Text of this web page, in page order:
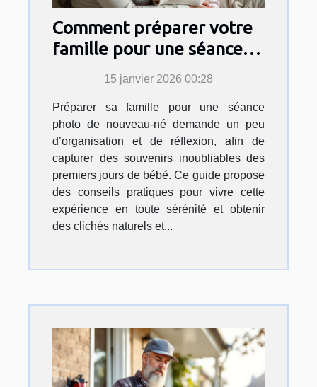
Comment préparer votre
famille pour une séance
photo de nouveau-né?
15 janvier 2026 00:28
Préparer sa famille pour une séance
photo de nouveau-né demande un peu
d’organisation et de réflexion, afin de
capturer des souvenirs inoubliables des
premiers jours de bébé. Ce guide propose
des conseils pratiques pour vivre cette
expérience en toute sérénité et obtenir
des clichés naturels et...